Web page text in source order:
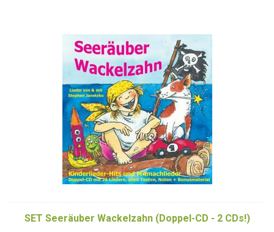
SET Seeräuber Wackelzahn (Doppel-CD - 2 CDs!)